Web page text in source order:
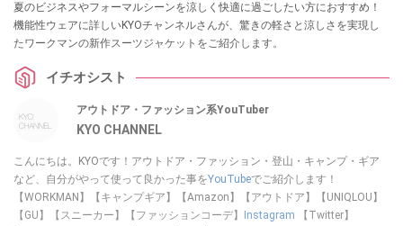
夏のビジネスやフォーマルシーンを涼しく快適に過ごしたい方におすすめ！
機能性ウェアに詳しいKYOチャンネルさんが、驚きの軽さと涼しさを実現し
たワークマンの新作スーツジャケットをご紹介します。
イチオシスト
アウトドア・ファッション系YouTuber
KYO CHANNEL
こんにちは。KYOです！アウトドア・ファッション・登山・キャンプ・ギア
など、自分がやって使って良かった事をYouTubeでご紹介します！
【WORKMAN】【キャンプギア】【Amazon】【アウトドア】【UNIQLOU】
【GU】【スニーカー】【ファッションコーデ】
Instagram 【Twitter】